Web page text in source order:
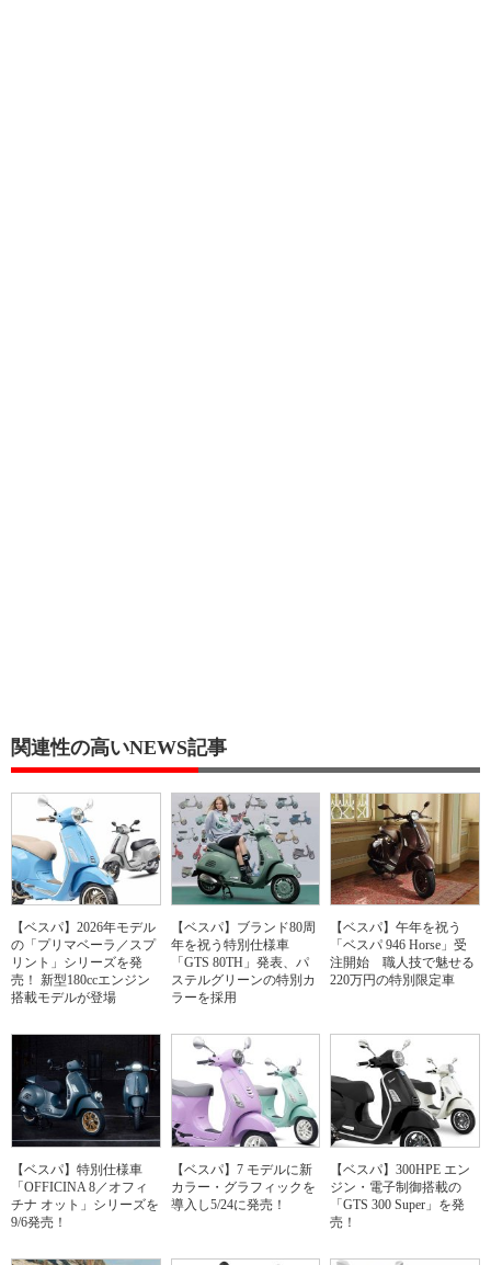
関連性の高いNEWS記事
【ベスパ】2026年モデル
の「プリマベーラ／スプ
リント」シリーズを発
売！ 新型180ccエンジン
搭載モデルが登場
【ベスパ】ブランド80周
年を祝う特別仕様車
「GTS 80TH」発表、パ
ステルグリーンの特別カ
ラーを採用
【ベスパ】午年を祝う
「ベスパ 946 Horse」受
注開始 職人技で魅せる
220万円の特別限定車
【ベスパ】特別仕様車
「OFFICINA 8／オフィ
チナ オット」シリーズを
9/6発売！
【ベスパ】7 モデルに新
カラー・グラフィックを
導入し5/24に発売！
【ベスパ】300HPE エン
ジン・電子制御搭載の
「GTS 300 Super」を発
売！